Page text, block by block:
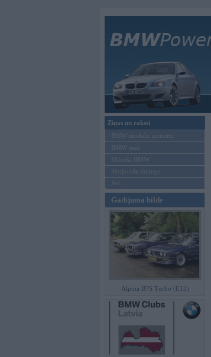
Ziņas un raksti
BMW modeļu jaunumi
BMW testi
Mēneša BMW
Sērijveida tūnings
Vel...
Gadījuma bilde
Alpina B7S Turbo (E12)